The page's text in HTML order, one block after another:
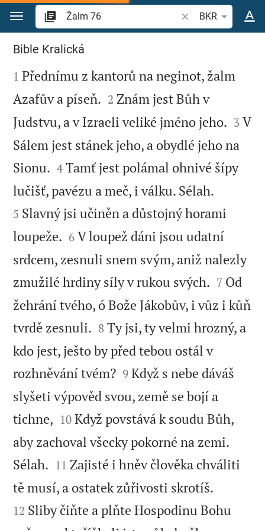
Přejít na obsah
Vyhledat biblický
BKR
Žalm 76
Bible Kralická

1 Přednímu z kantorů na neginot, žalm
Azafův a píseň. 

2 Znám jest Bůh v
Judstvu, a v Izraeli veliké jméno jeho. 

3 V
Sálem jest stánek jeho, a obydlé jeho na
Sionu. 

4 Tamť jest polámal ohnivé šípy
lučišť, pavézu a meč, i válku. Sélah.
5 Slavný jsi učiněn a důstojný horami
loupeže. 

6 V loupež dáni jsou udatní
srdcem, zesnuli snem svým, aniž nalezly
zmužilé hrdiny síly v rukou svých. 

7 Od
žehrání tvého, ó Bože Jákobův, i vůz i kůň
tvrdě zesnuli. 

8 Ty jsi, ty velmi hrozný, a
kdo jest, ješto by před tebou ostál v
rozhněvání tvém?
9 Když s nebe dáváš
slyšeti výpověd svou, země se bojí a
tichne, 

10 Když povstává k soudu Bůh,
aby zachoval všecky pokorné na zemi.
Sélah. 

11 Zajisté i hněv člověka chváliti
tě musí, a ostatek zůřivosti skrotíš.
12 Sliby čiňte a plňte Hospodinu Bohu